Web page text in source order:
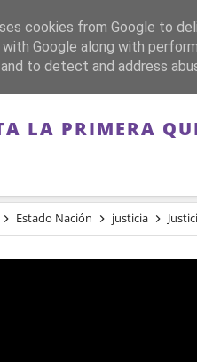
PORTADA REPÚBLICA
LA PRIMERA
Estado Nación justicia
cookies from Google to
with Google along with
to detect and address